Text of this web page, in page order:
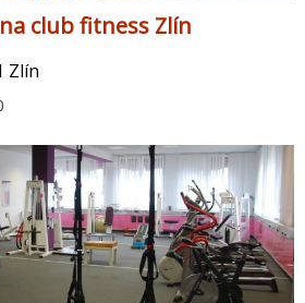
club fitness Zlín
Zlín